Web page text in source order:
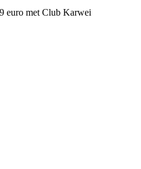
euro met Club Karwei